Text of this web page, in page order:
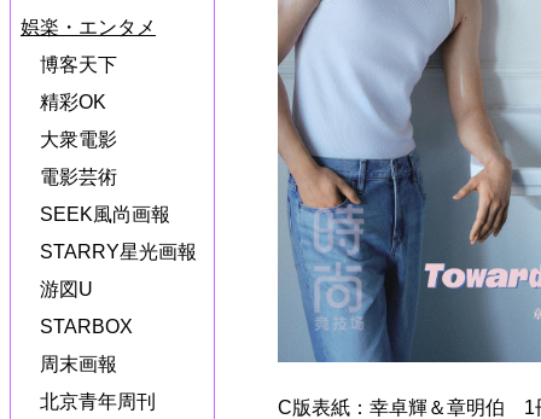
娯楽・エンタメ
博客天下
精彩OK
大衆電影
電影芸術
SEEK風尚画報
STARRY星光画報
游図U
STARBOX
周末画報
北京青年周刊
C版表紙：幸卓輝＆章明伯 1